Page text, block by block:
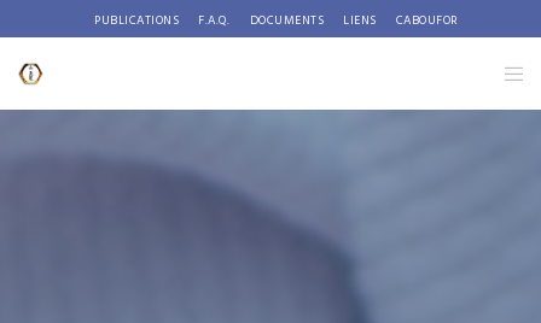
PUBLICATIONS F.A.Q. DOCUMENTS LIENS CABOUFOR